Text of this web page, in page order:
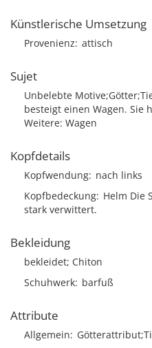
Künstlerische Umsetzung
Provenienz attisch
Sujet
Unbelebte
besteigt einen Wagen. Sie
Weitere: Wagen
Kopfdetails
Kopfwendung nach links
Kopfbedeckung Helm Die
stark verwittert.
Bekleidung
bekleidet; Chiton
Schuhwerk barfuß
Attribute
Allgemein